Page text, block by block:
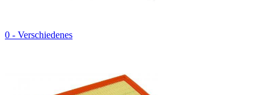
0 - Verschiedenes